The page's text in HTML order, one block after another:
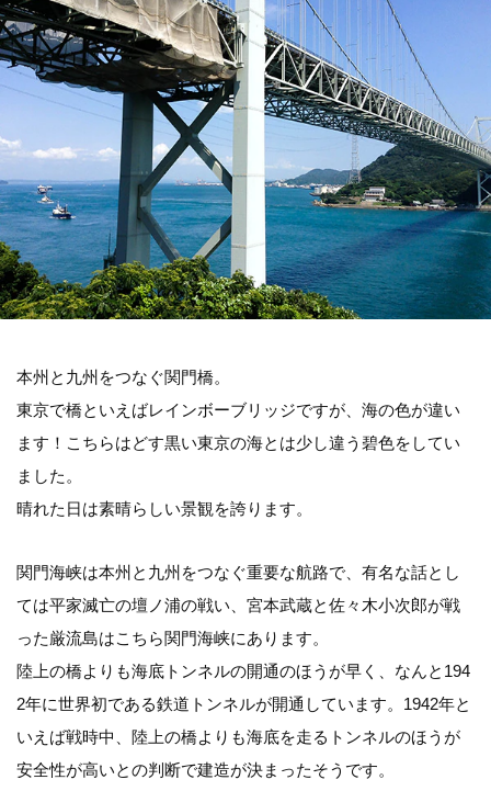
本州と九州をつなぐ関門橋。
東京で橋といえばレインボーブリッジですが、海の色が違い
ます！こちらはどす黒い東京の海とは少し違う碧色をしてい
ました。
晴れた日は素晴らしい景観を誇ります。
関門海峡は本州と九州をつなぐ重要な航路で、有名な話とし
ては平家滅亡の壇ノ浦の戦い、宮本武蔵と佐々木小次郎が戦
った厳流島はこちら関門海峡にあります。
陸上の橋よりも海底トンネルの開通のほうが早く、なんと194
2年に世界初である鉄道トンネルが開通しています。1942年と
いえば戦時中、陸上の橋よりも海底を走るトンネルのほうが
安全性が高いとの判断で建造が決まったそうです。